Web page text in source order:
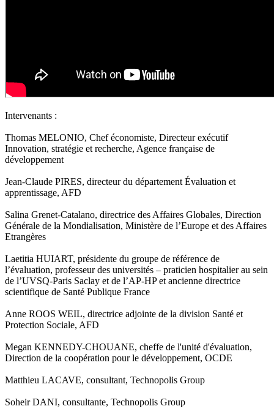
Intervenants :
Thomas MELONIO, Chef économiste, Directeur exécutif
Innovation, stratégie et recherche, Agence française de
développement
Jean-Claude PIRES, directeur du département Évaluation et
apprentissage, AFD
Salina Grenet-Catalano, directrice des Affaires Globales, Direction
Générale de la Mondialisation, Ministère de l’Europe et des Affaires
Etrangères
Laetitia HUIART, présidente du groupe de référence de
l’évaluation, professeur des universités – praticien hospitalier au sein
de l’UVSQ-Paris Saclay et de l’AP-HP et ancienne directrice
scientifique de Santé Publique France
Anne ROOS WEIL, directrice adjointe de la division Santé et
Protection Sociale, AFD
Megan KENNEDY-CHOUANE, cheffe de l'unité d'évaluation,
Direction de la coopération pour le développement, OCDE
Matthieu LACAVE, consultant, Technopolis Group
Soheir DANI, consultante, Technopolis Group